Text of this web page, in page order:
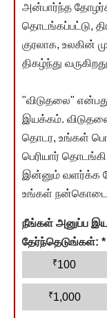
அன்பார்ந்த
தொடங்கப்பட்டு,
குரலாக, உலகின்
திகழ்ந்து
"விடுதலை"
இயக்கம்.
தொடர, உங்கள்
பெரியார்
இன்னும் வளர்க்க
உங்கள் நன்கொடை
நீங்கள் அனுப்ப
தேர்ந்தெடுங்கள்: *
₹100
₹1,000